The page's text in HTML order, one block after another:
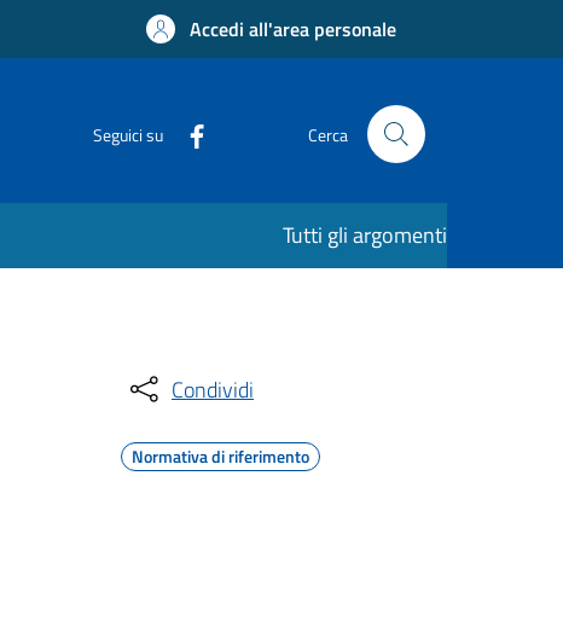
Accedi all'area personale
Seguici su Cerca
Tutti gli argomenti
Condividi
Normativa di riferimento